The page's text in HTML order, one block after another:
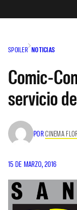
SPOILER NOTICIAS
Comic-
servicio
PORCINEMA
15 DE MARZO, 2016